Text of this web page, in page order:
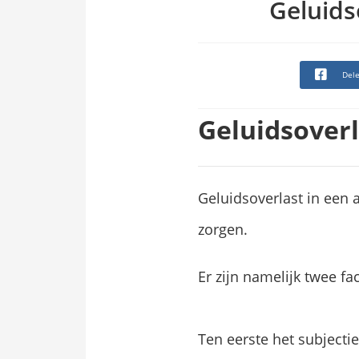
Geluidsoverlast in een
zorgen.
Er zijn namelijk twee
Ten eerste het